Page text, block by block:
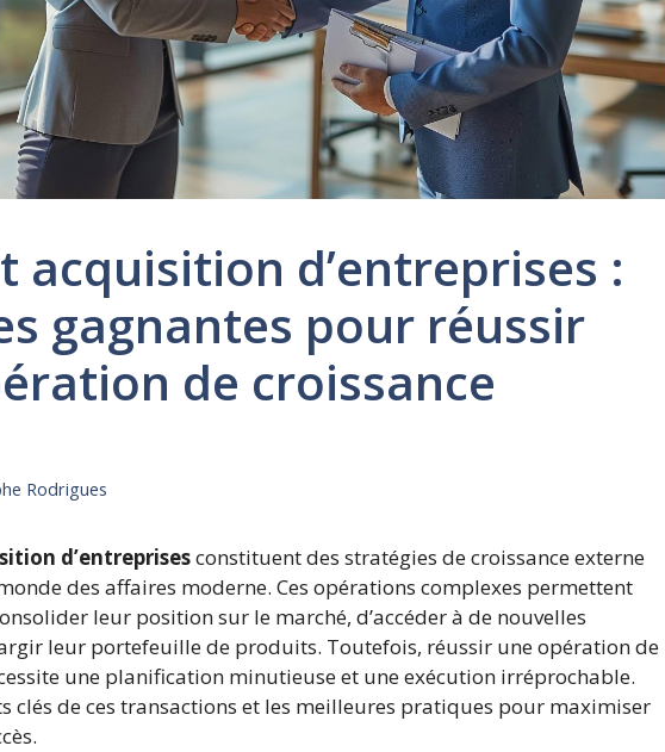
acquisition d’entreprises :
gagnantes pour réussir
de croissance
Rodrigues
d’entreprisesconstituent des stratégies de croissance externe
des affaires moderne. Ces opérations complexes permettent
leur position sur le marché, d’accéder à de nouvelles
leur portefeuille de produits. Toutefois, réussir une opération de
une planification minutieuse et une exécution irréprochable.
clés de ces transactions et les meilleures pratiques pour maximiser